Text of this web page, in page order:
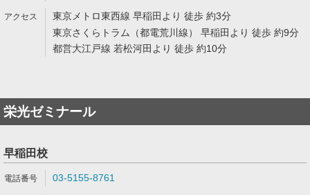
東京メトロ東西線 早稲田より 徒歩 約3分
東京さくらトラム（都電荒川線） 早稲田より 徒歩 約9分
都営大江戸線 若松河田より 徒歩 約10分
栄光ゼミナール
早稲田校
03-5155-8761